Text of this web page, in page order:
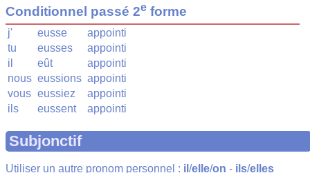
Conditionnel passé 2e forme
j' eusse
appointi
tu
eusses
appointi
il
eût
appointi
nous eussions appointi
vous eussiez
appointi
ils
eussent appointi
Subjonctif
Utiliser un autre pronom personnel : il /elle/on - ils/elles